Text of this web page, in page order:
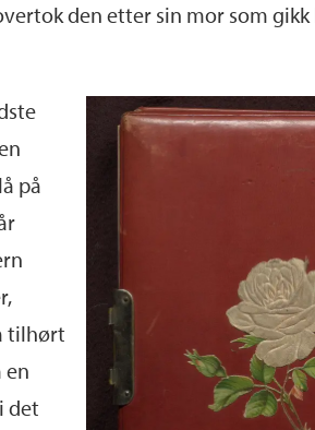
den etter sin mor som
på
tilhørt
en
det